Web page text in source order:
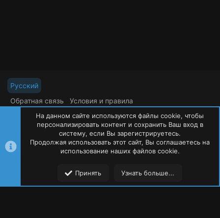
Русский
Обратная связь
Условия и правила
Политика конфиденциальности
Помощь
R
S
S
©Oxide Россия2015-2026
На данном сайте используются файлы cookie, чтобы
персонализировать контент и сохранить Ваш вход в
систему, если Вы зарегистрируетесь.
Продолжая использовать этот сайт, Вы соглашаетесь на
использование наших файлов cookie.
Принять Узнать больше...